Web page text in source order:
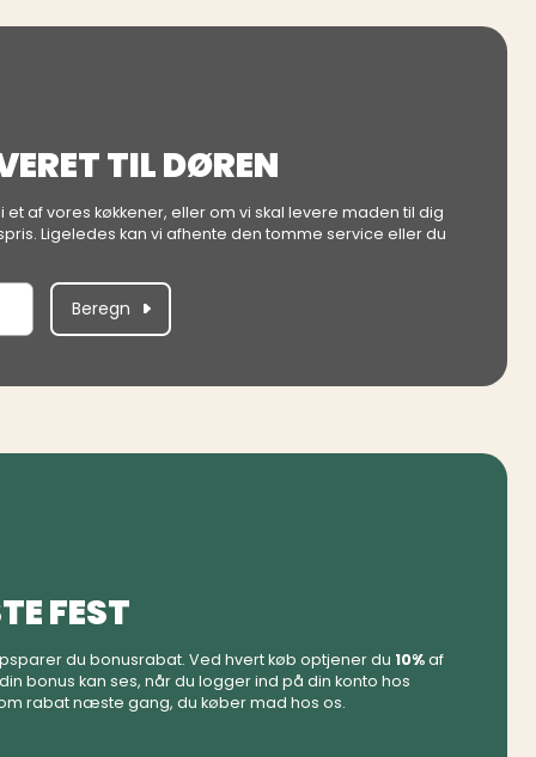
TIL DØREN
af vores køkkener, eller om vi skal levere maden til dig
Ligeledes kan vi afhente den tomme service eller du
Beregn
FEST
du bonusrabat. Ved hvert køb optjener du 10%af
bonus kan ses, når du logger ind på din konto hos
rabat næste gang, du køber mad hos os.